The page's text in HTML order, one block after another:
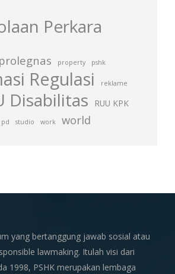
Perkara
prolegnas property pshk
Regulasi reklame
Disabilitas RUU KPK
studio work world
yang bertanggung jawab sosial atau
lawmaking. Itulah visi dari
1998, PSHK merupakan lembaga